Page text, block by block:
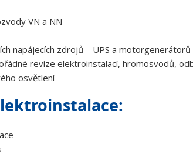
VN a NN
napájecích zdrojů – UPS a motorgenerátorů
revize elektroinstalací, hromosvodů,
osvětlení